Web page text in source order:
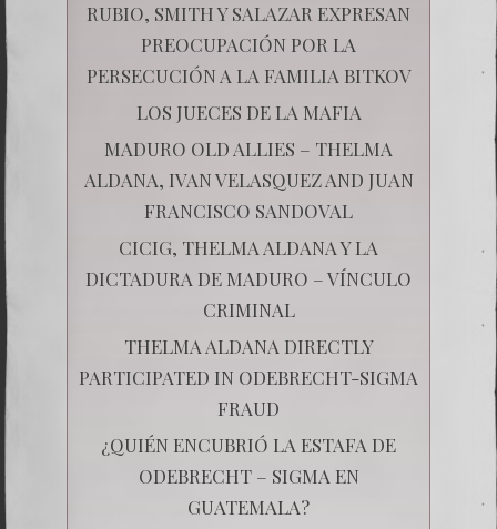
RUBIO, SMITH Y SALAZAR EXPRESAN
PREOCUPACIÓN POR LA
PERSECUCIÓN A LA FAMILIA BITKOV
LOS JUECES DE LA MAFIA
MADURO OLD ALLIES – THELMA
ALDANA, IVAN VELASQUEZ AND JUAN
FRANCISCO SANDOVAL
CICIG, THELMA ALDANA Y LA
DICTADURA DE MADURO – VÍNCULO
CRIMINAL
THELMA ALDANA DIRECTLY
PARTICIPATED IN ODEBRECHT-SIGMA
FRAUD
¿QUIÉN ENCUBRIÓ LA ESTAFA DE
ODEBRECHT – SIGMA EN
GUATEMALA?